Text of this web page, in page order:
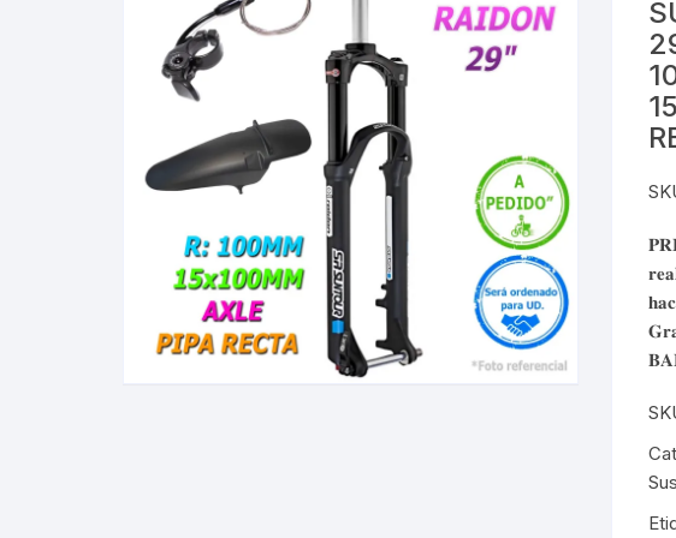
Cadenas de bicicleta Cadena 6v
Cadena 9v
Cadena 10v
Cadena 11v
Cadena 12v
Camaras de Bicicleta
Camaras 27.5″
Camaras 29″
Camaras 700C
CORONAS DE PIÑON
Descarriladores Descarrilador 6V
Descarrilador 7V
Descarrilador 8V
Descarrilador 9V
Descarrilador 11V
Frenos Hidráulicos OLIVAS & AGUJAS
GRUPO SISTEMAS DE
TRANSMISION KIT
Cable Freno Mecanico
Extensor de Descarrilador
Lubricantes para Cadenas
Monoplatos
Radios de Bicicleta
Candado de
Cintas Manillar de
Estuches para
Funda Protectores
Grips Mangos
Infladores de
Suspension
Luces para Bicicleta
Parches de
Pernos para